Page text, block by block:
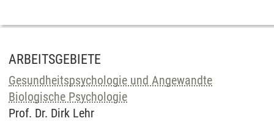
ARBEITSGEBIETE
Gesundheitspsychologie und Angewandte
Biologische Psychologie
Prof. Dr. Dirk Lehr